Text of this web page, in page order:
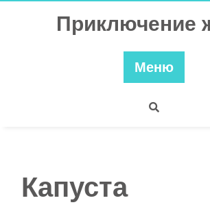
Приключение
Меню
Капуста